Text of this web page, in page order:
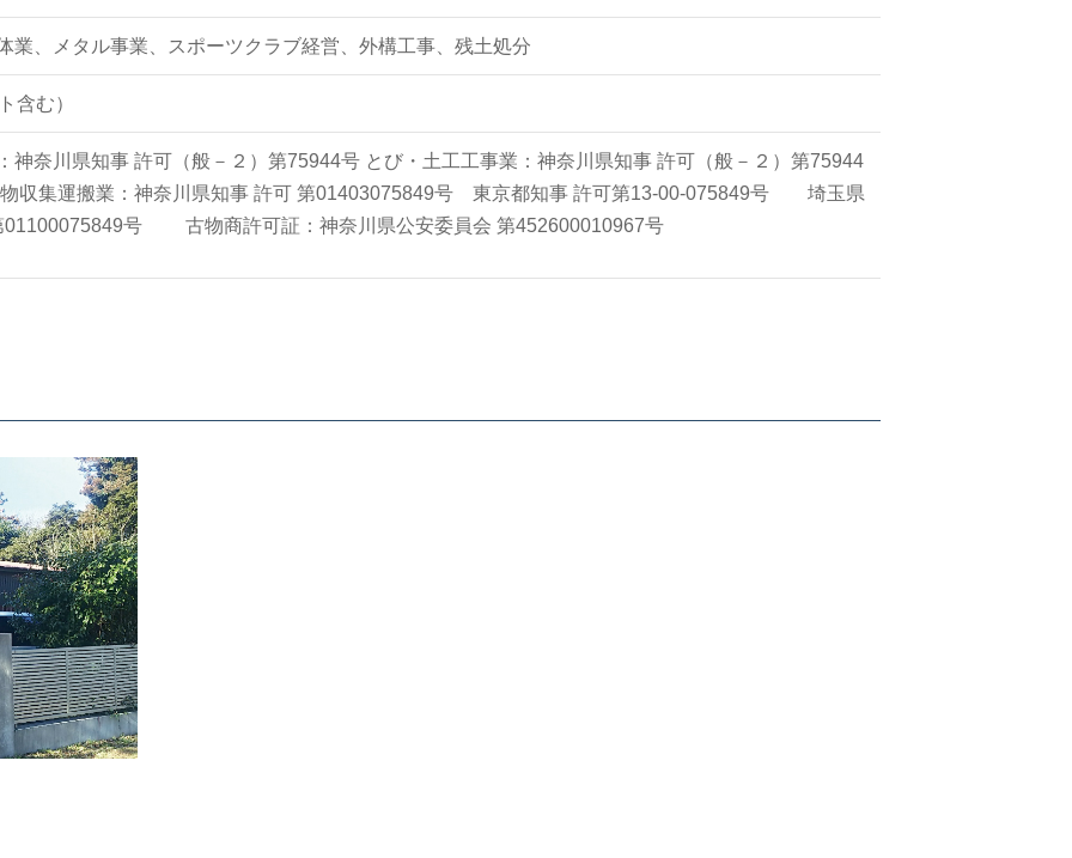
業、メタル事業、スポーツクラブ経営、外構工事、残土処分
含む）
神奈川県知事 許可（般－２）第75944号 とび・土工工事業：神奈川県知事 許可（般－２）第75944
収集運搬業：神奈川県知事 許可 第01403075849号 東京都知事 許可第13-00-075849号 埼玉県
01100075849号 古物商許可証：神奈川県公安委員会 第452600010967号